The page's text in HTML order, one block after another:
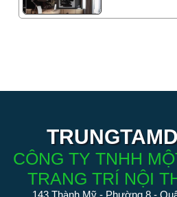
CÔNG TY TNHH
TRANG TRÍ NỘI
143 Thành Mỹ - Phường 8 -